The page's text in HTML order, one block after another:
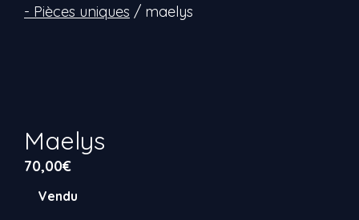
- Pièces uniques / maelys
Maelys
70,00€
Vendu